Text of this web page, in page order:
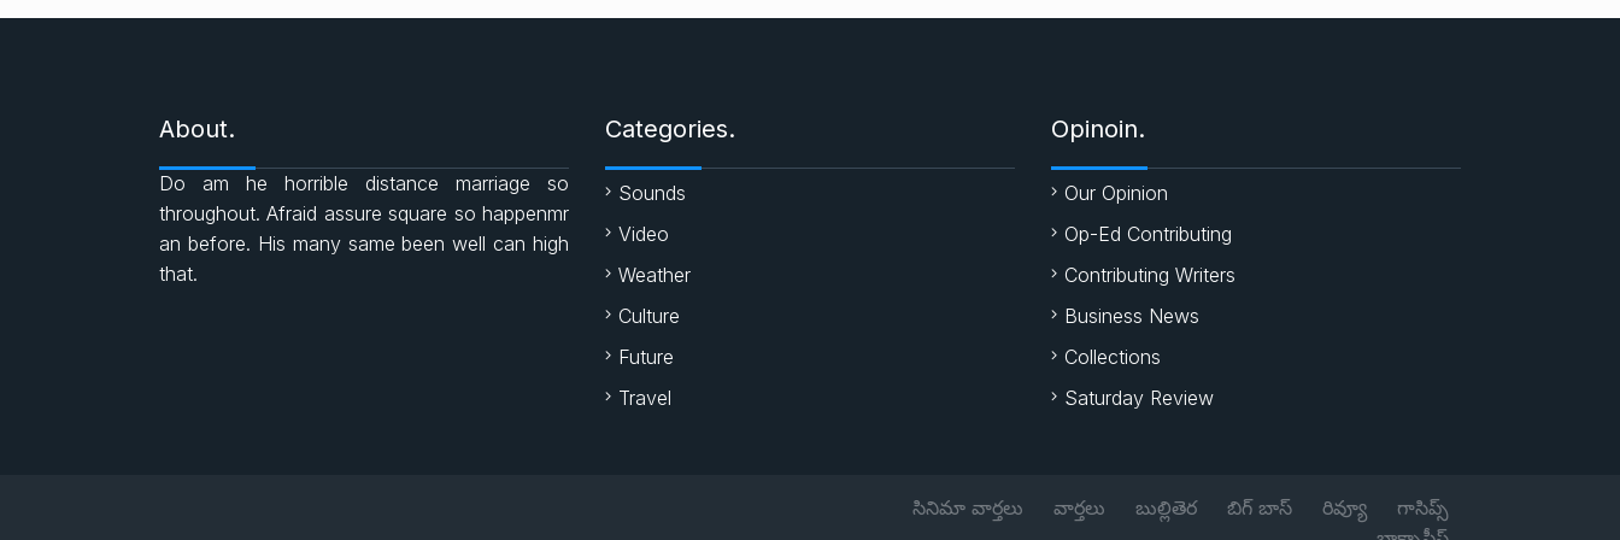
e
c
b
o
o
k
a
p
i
About.
Do am he horrible distance marriage so
throughout. Afraid assure square so happenmr
an before. His many same been well can high
that.
Categories.
Sounds
Video
Weather
Culture
Future
Travel
Opinoin.
Our Opinion
Op-Ed Contributing
Contributing Writers
Business News
Collections
Saturday Review
సినిమా వార్తలు వార్తలు బుల్లితెర బిగ్ బాస్ రివ్యూ
గాసిప్స్